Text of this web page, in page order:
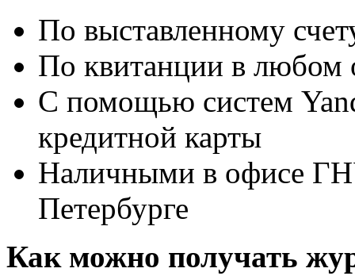
По выставленному
По квитанции в любом
С помощью систем
кредитной карты
Наличными в офисе
Петербурге
Как можно получать